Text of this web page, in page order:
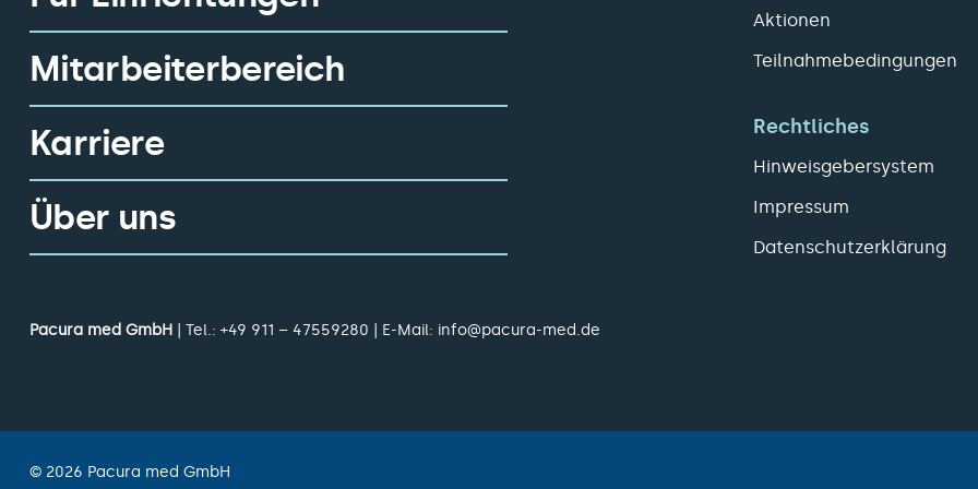
Mitarbeiterbereich
Karriere
Über uns
Aktionen
Teilnahmebedingungen
Rechtliches
Hinweisgebersystem
Impressum
Datenschutzerklärung
Pacura med GmbH | Tel.: +49 911 – 47559280 | E-Mail: info@pacura-med.de
© 2026 Pacura med GmbH